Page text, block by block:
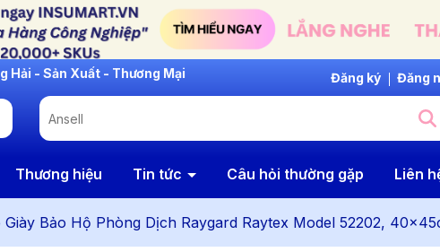
Đăng ký Đăng
Thương hiệu Tin tức Câu hỏi thường gặp Liên
Giày Bảo Hộ Phòng Dịch Raygard Raytex Model 52202,